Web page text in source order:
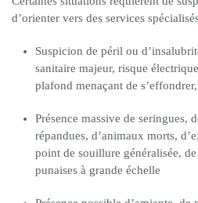
d’orienter vers des services
Suspicion de péril ou
sanitaire majeur, risque
plafond menaçant de
Présence massive de seringues,
répandues, d’animaux morts,
point de souillure généralisée,
punaises à grande échelle